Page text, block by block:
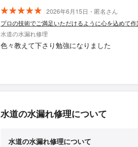
2026年6月15日・匿名さん
プロの技術でご満足いただけるように心を込めて
水道の水漏れ修理
色々教えて下さり勉強になりました
水道の水漏れ修理について
水道の水漏れ修理について